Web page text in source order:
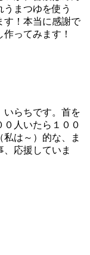
まつゆを使う
す！本当に感謝で
ってみます！
いらちです。首を
人いたら１００
は～）的な、ま
応援していま